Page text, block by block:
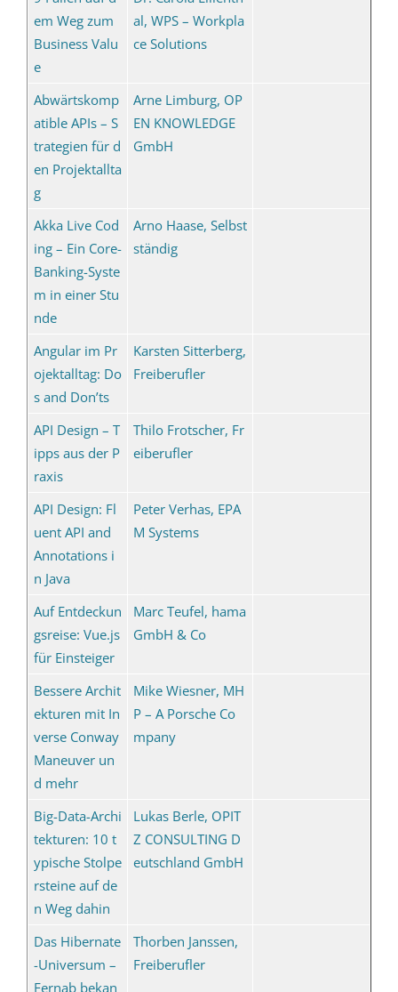
em Weg zum
Business Valu
e
al, WPS – Workpla
ce Solutions
Abwärtskomp
atible APIs – S
trategien für d
en Projektallta
g
Arne Limburg, OP
EN KNOWLEDGE
GmbH
Akka Live Cod
ing – Ein Core-
Banking-Syste
m in einer Stu
nde
Arno Haase, Selbst
ständig
Angular im Pr
ojektalltag: Do
s and Don’ts
Karsten Sitterberg,
Freiberufler
API Design – T
ipps aus der P
raxis
Thilo Frotscher, Fr
eiberufler
API Design: Fl
uent API and
Annotations i
n Java
Peter Verhas, EPA
M Systems
Auf Entdeckun
gsreise: Vue.js
für Einsteiger
Marc Teufel, hama
GmbH & Co
Bessere Archit
ekturen mit In
verse Conway
Maneuver un
d mehr
Mike Wiesner, MH
P – A Porsche Co
mpany
Big-Data-Archi
tekturen: 10 t
ypische Stolpe
rsteine auf de
n Weg dahin
Lukas Berle, OPIT
Z CONSULTING D
eutschland GmbH
Das Hibernate
-Universum –
Fernab bekan
Thorben Janssen,
Freiberufler